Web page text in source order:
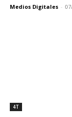
Medios Digitales -
4T